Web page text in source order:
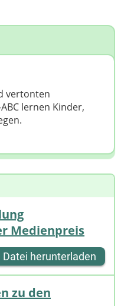
vertonten
lernen Kinder,
Medienpreis
Datei herunterladen
zu den